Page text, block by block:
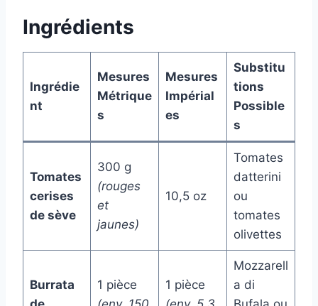
Ingrédients
Ingrédie
nt
Mesures
Métrique
s
Mesures
Impérial
es
Substitu
tions
Possible
s
Tomates
cerises
de sève
300 g
(rouges
et
jaunes)
10,5 oz
Tomates
datterini
ou
tomates
olivettes
Burrata
1 pièce
1 pièce
Mozzarell
a di